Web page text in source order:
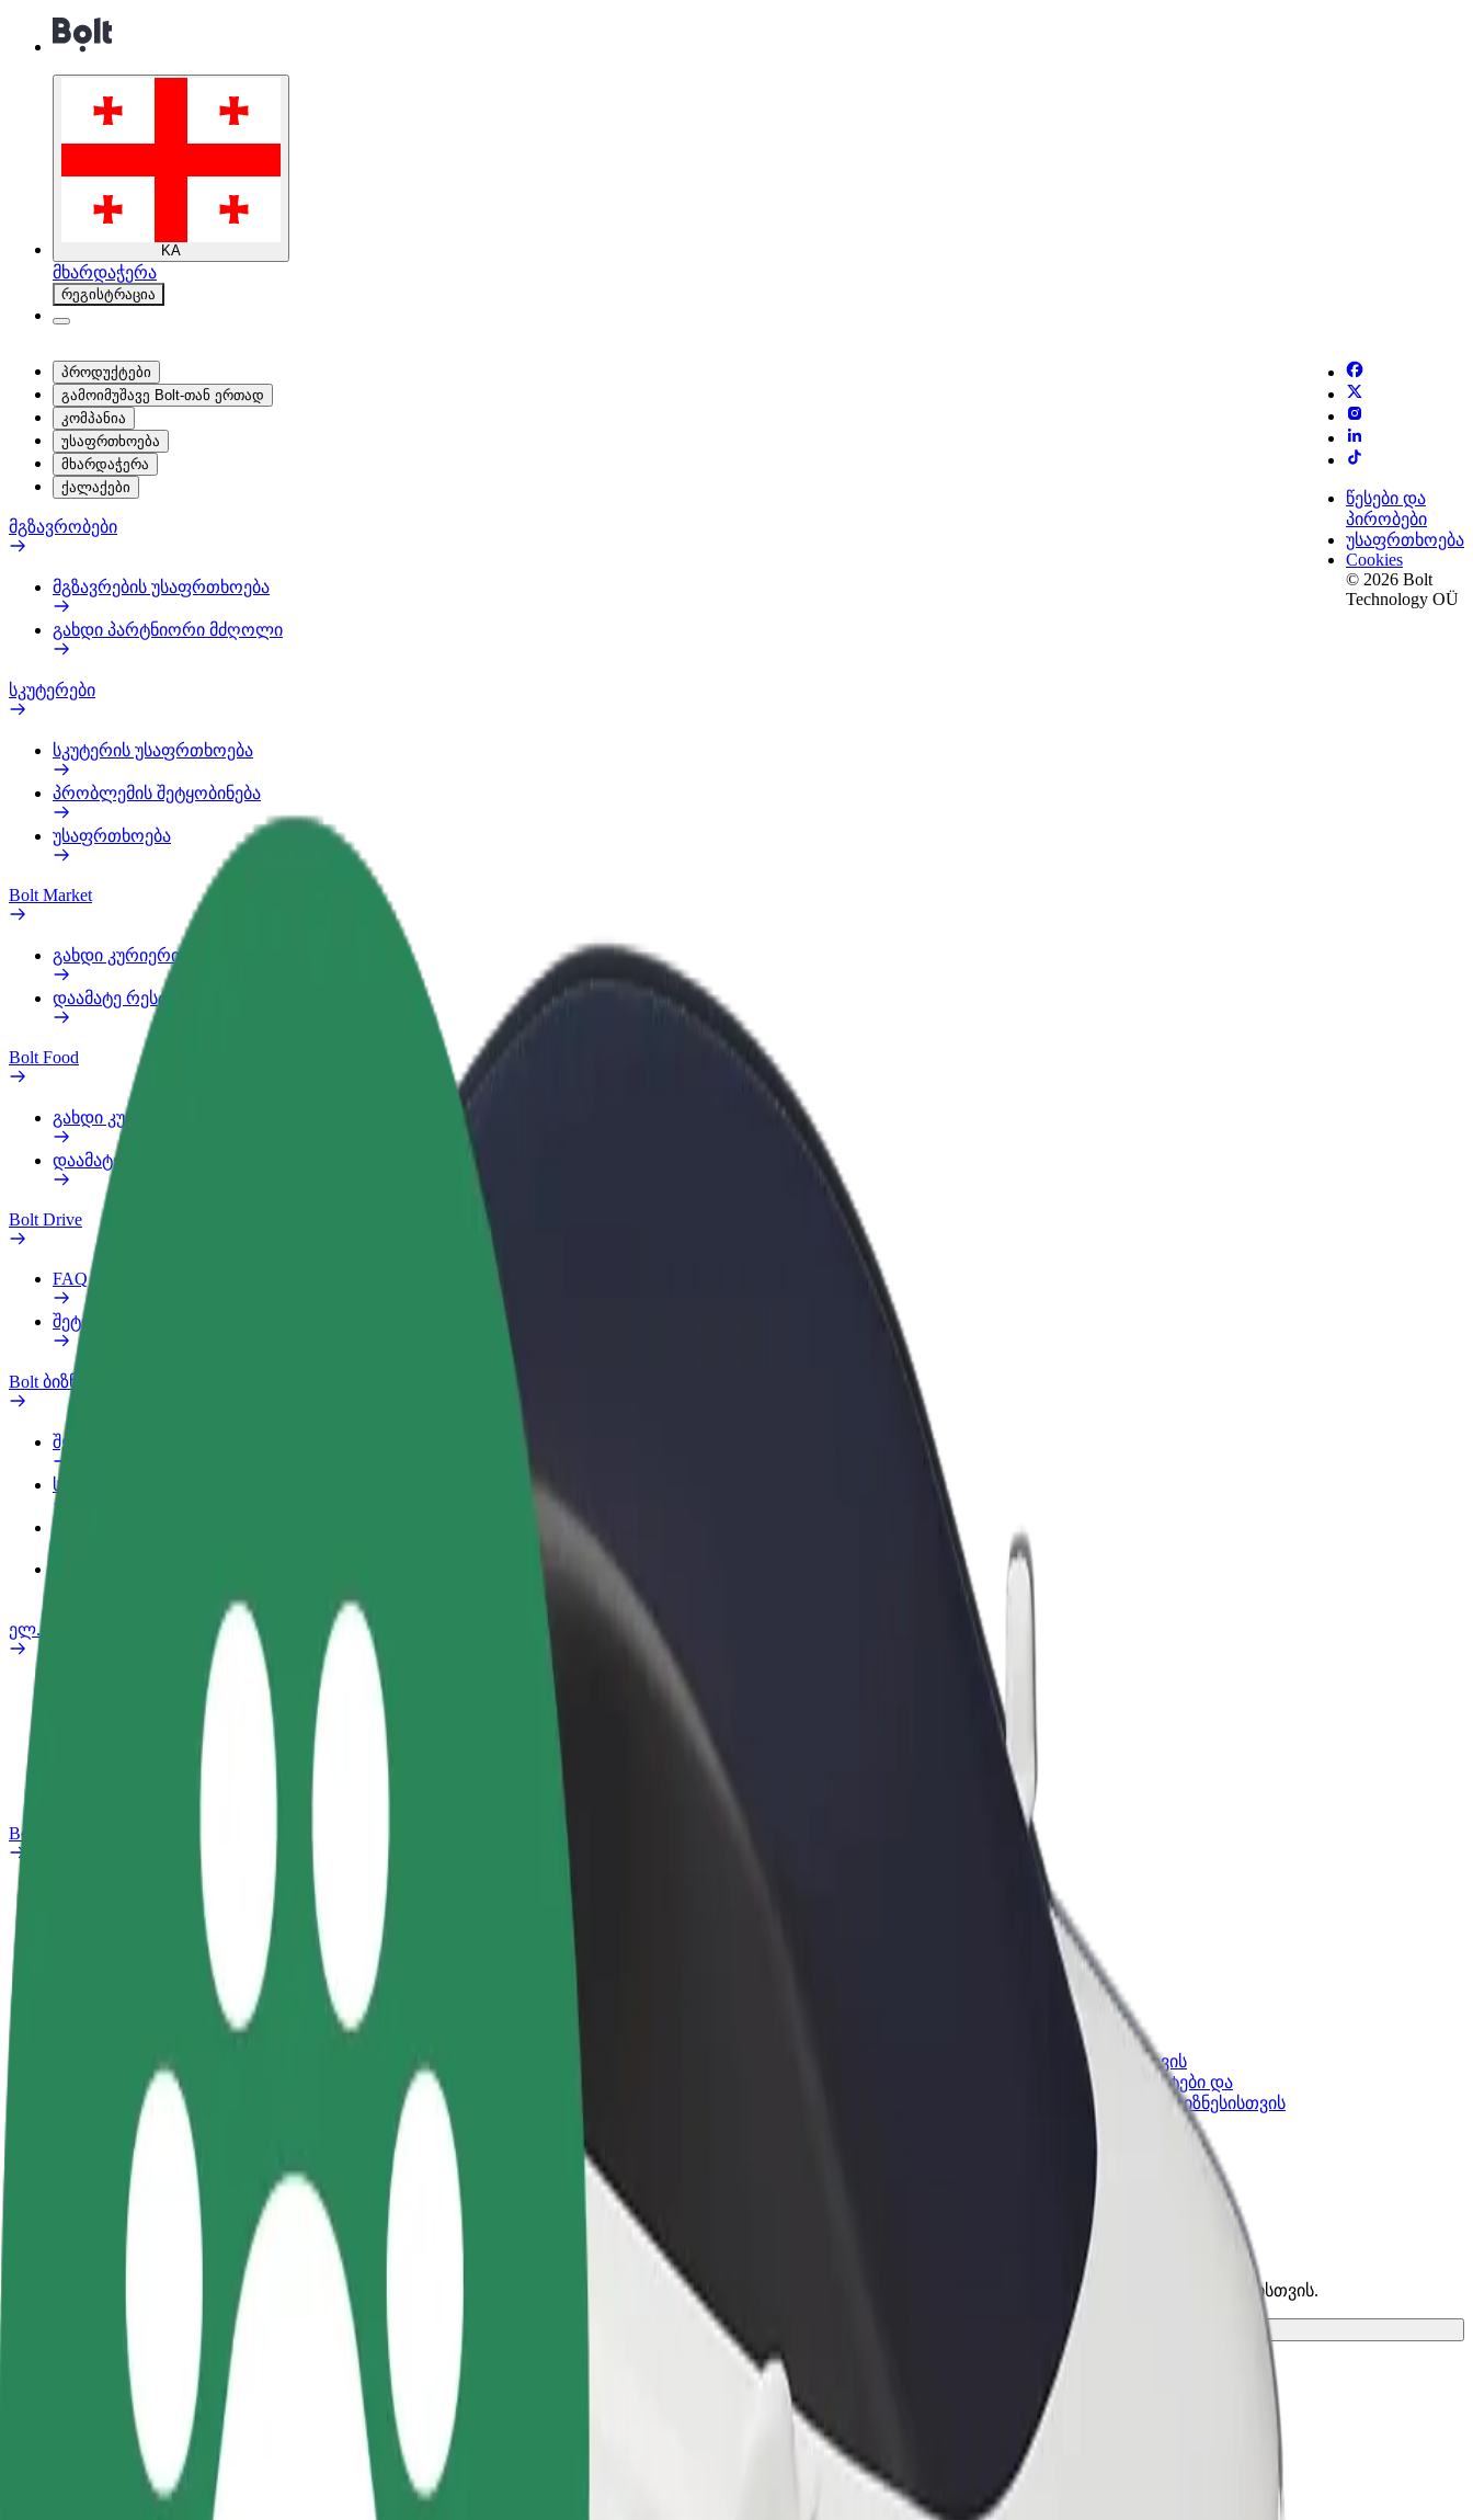
KA
მხარდაჭერა
რეგისტრაცია
პროდუქტები
გამოიმუშავე Bolt-თან ერთად
კომპანია
უსაფრთხოება
მხარდაჭერა
ქალაქები
მგზავრობები
მგზავრების უსაფრთხოება
გახდი პარტნიორი მძღოლი
სკუტერები
სკუტერის უსაფრთხოება
პრობლემის შეტყობინება
უსაფრთხოება
Bolt Market
გახდი კურიერი
დაამატე რესტორანი ან მაღაზია
Bolt Food
გახდი კურიერი
დაამატე რესტორანი ან მაღაზია
Bolt Drive
FAQ
შეტყობინება ავტომობილზე
Bolt ბიზნესისთვის
შეღავათები
სამსახურის პროფილი
ელ. ბაიკი
პრობლემის შეტყობინება
Bolt Plus
როგორ გავხდე გამომწერი
პარტნიორი
საკუთარი
გრაფიკით
შეასრულე შეკვეთები და გამოიმუშვე
თანხა ყოველკვირეულად
Bolt ბიზნესისთვის
Bolt-ის პროდუქტები და
სერვისები, შენი ბიზნესისთვის
წესები და
პირობები
უსაფრთხოება
Cookies
© 2026 Bolt
Technology OÜ
როგორ მივიდეთ ZOO Orientarium დან Galeria Łódzka მდე
ZOO Orientarium დან Galeria Łódzka მდე გადაადგილების საუკეთესო გზას ეძებ? აღმოაჩინე ჩვენი სერვისები და იპოვე საუკეთესო ვარიანტი შენი მგზავრობისთვის.
გადმოწერე აპლიკაცია
ZOO Orientarium
Galeria Łódzka
კომფორტი და სიმარტივე შენს ხელთაა!
სანდო მგზავრობები ყოველდღიური საშუალო ზომის ავტომობილებით.